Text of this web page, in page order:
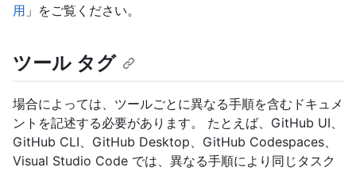
用 」をご覧ください。
ツール タグ
場合によっては、ツールごとに異なる手順を含むドキュメ
ントを記述する必要があります。 たとえば、GitHub UI、
GitHub CLI、GitHub Desktop、GitHub Codespaces、
Visual Studio Code では、異なる手順により同じタスク